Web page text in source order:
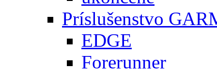
Príslušenstvo
EDGE
Forerunner